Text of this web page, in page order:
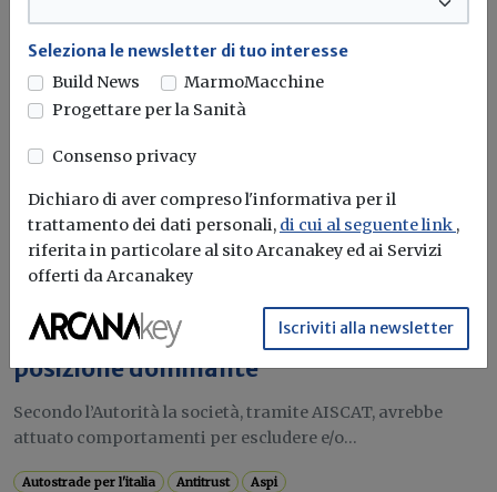
Lavori autostradali, siglato accordo tra
ASPI e ANCE
Al fine di assicurare il completamento delle opere nei
Ultime notizie
Antitrust avvia istruttoria nei confronti
di Autostrade per l’Italia per abuso di
posizione dominante
Secondo l’Autorità la società, tramite AISCAT, avrebbe
attuato comportamenti per escludere e/o...
Autostrade per l'italia Antitrust Aspi
Seleziona le newsletter di tuo interesse
Build News
MarmoMacchine
Progettare per la Sanità
Consenso privacy
Dichiaro di aver compreso l'informativa per il
trattamento dei dati personali, di cui al seguente link ,
riferita in particolare al sito Arcanakey ed ai Servizi
offerti da Arcanakey
Iscriviti alla newsletter